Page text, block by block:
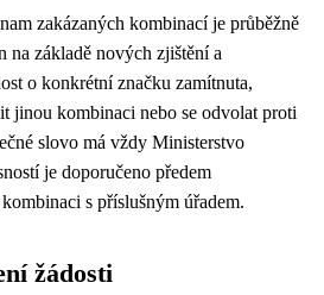
zakázaných kombinací je průběžně
na základě nových zjištění a
o konkrétní značku zamítnuta,
jinou kombinaci nebo se odvolat proti
slovo má vždy Ministerstvo
je doporučeno předem
s příslušným úřadem.
žádosti